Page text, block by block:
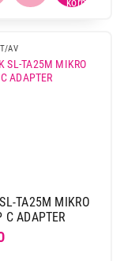
AV
TA25M MIKRO
C ADAPTER